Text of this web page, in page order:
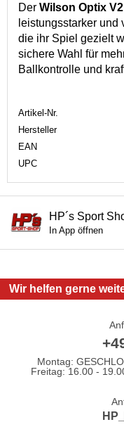
Der Wilson Optix
leistungsstarker
die ihr Spiel gezielt
sichere Wahl für
Ballkontrolle und
Artikel-Nr.
Hersteller
EAN
UPC
HP´s Sport
In App öffnen
Wir helfen gerne
Montag:
Freitag: 16.00 -